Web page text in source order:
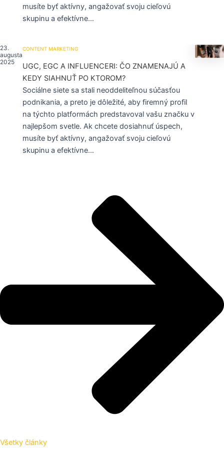
musíte byť aktívny, angažovať svoju cieľovú
skupinu a efektívne...
23.
augusta
2025
CONTENT MARKETING
UGC, EGC A INFLUENCERI: ČO ZNAMENAJÚ A
KEDY SIAHNUŤ PO KTOROM?
Sociálne siete sa stali neoddeliteľnou súčasťou
podnikania, a preto je dôležité, aby firemný profil
na týchto platformách predstavoval vašu značku v
najlepšom svetle. Ak chcete dosiahnuť úspech,
musíte byť aktívny, angažovať svoju cieľovú
skupinu a efektívne...
Všetky články